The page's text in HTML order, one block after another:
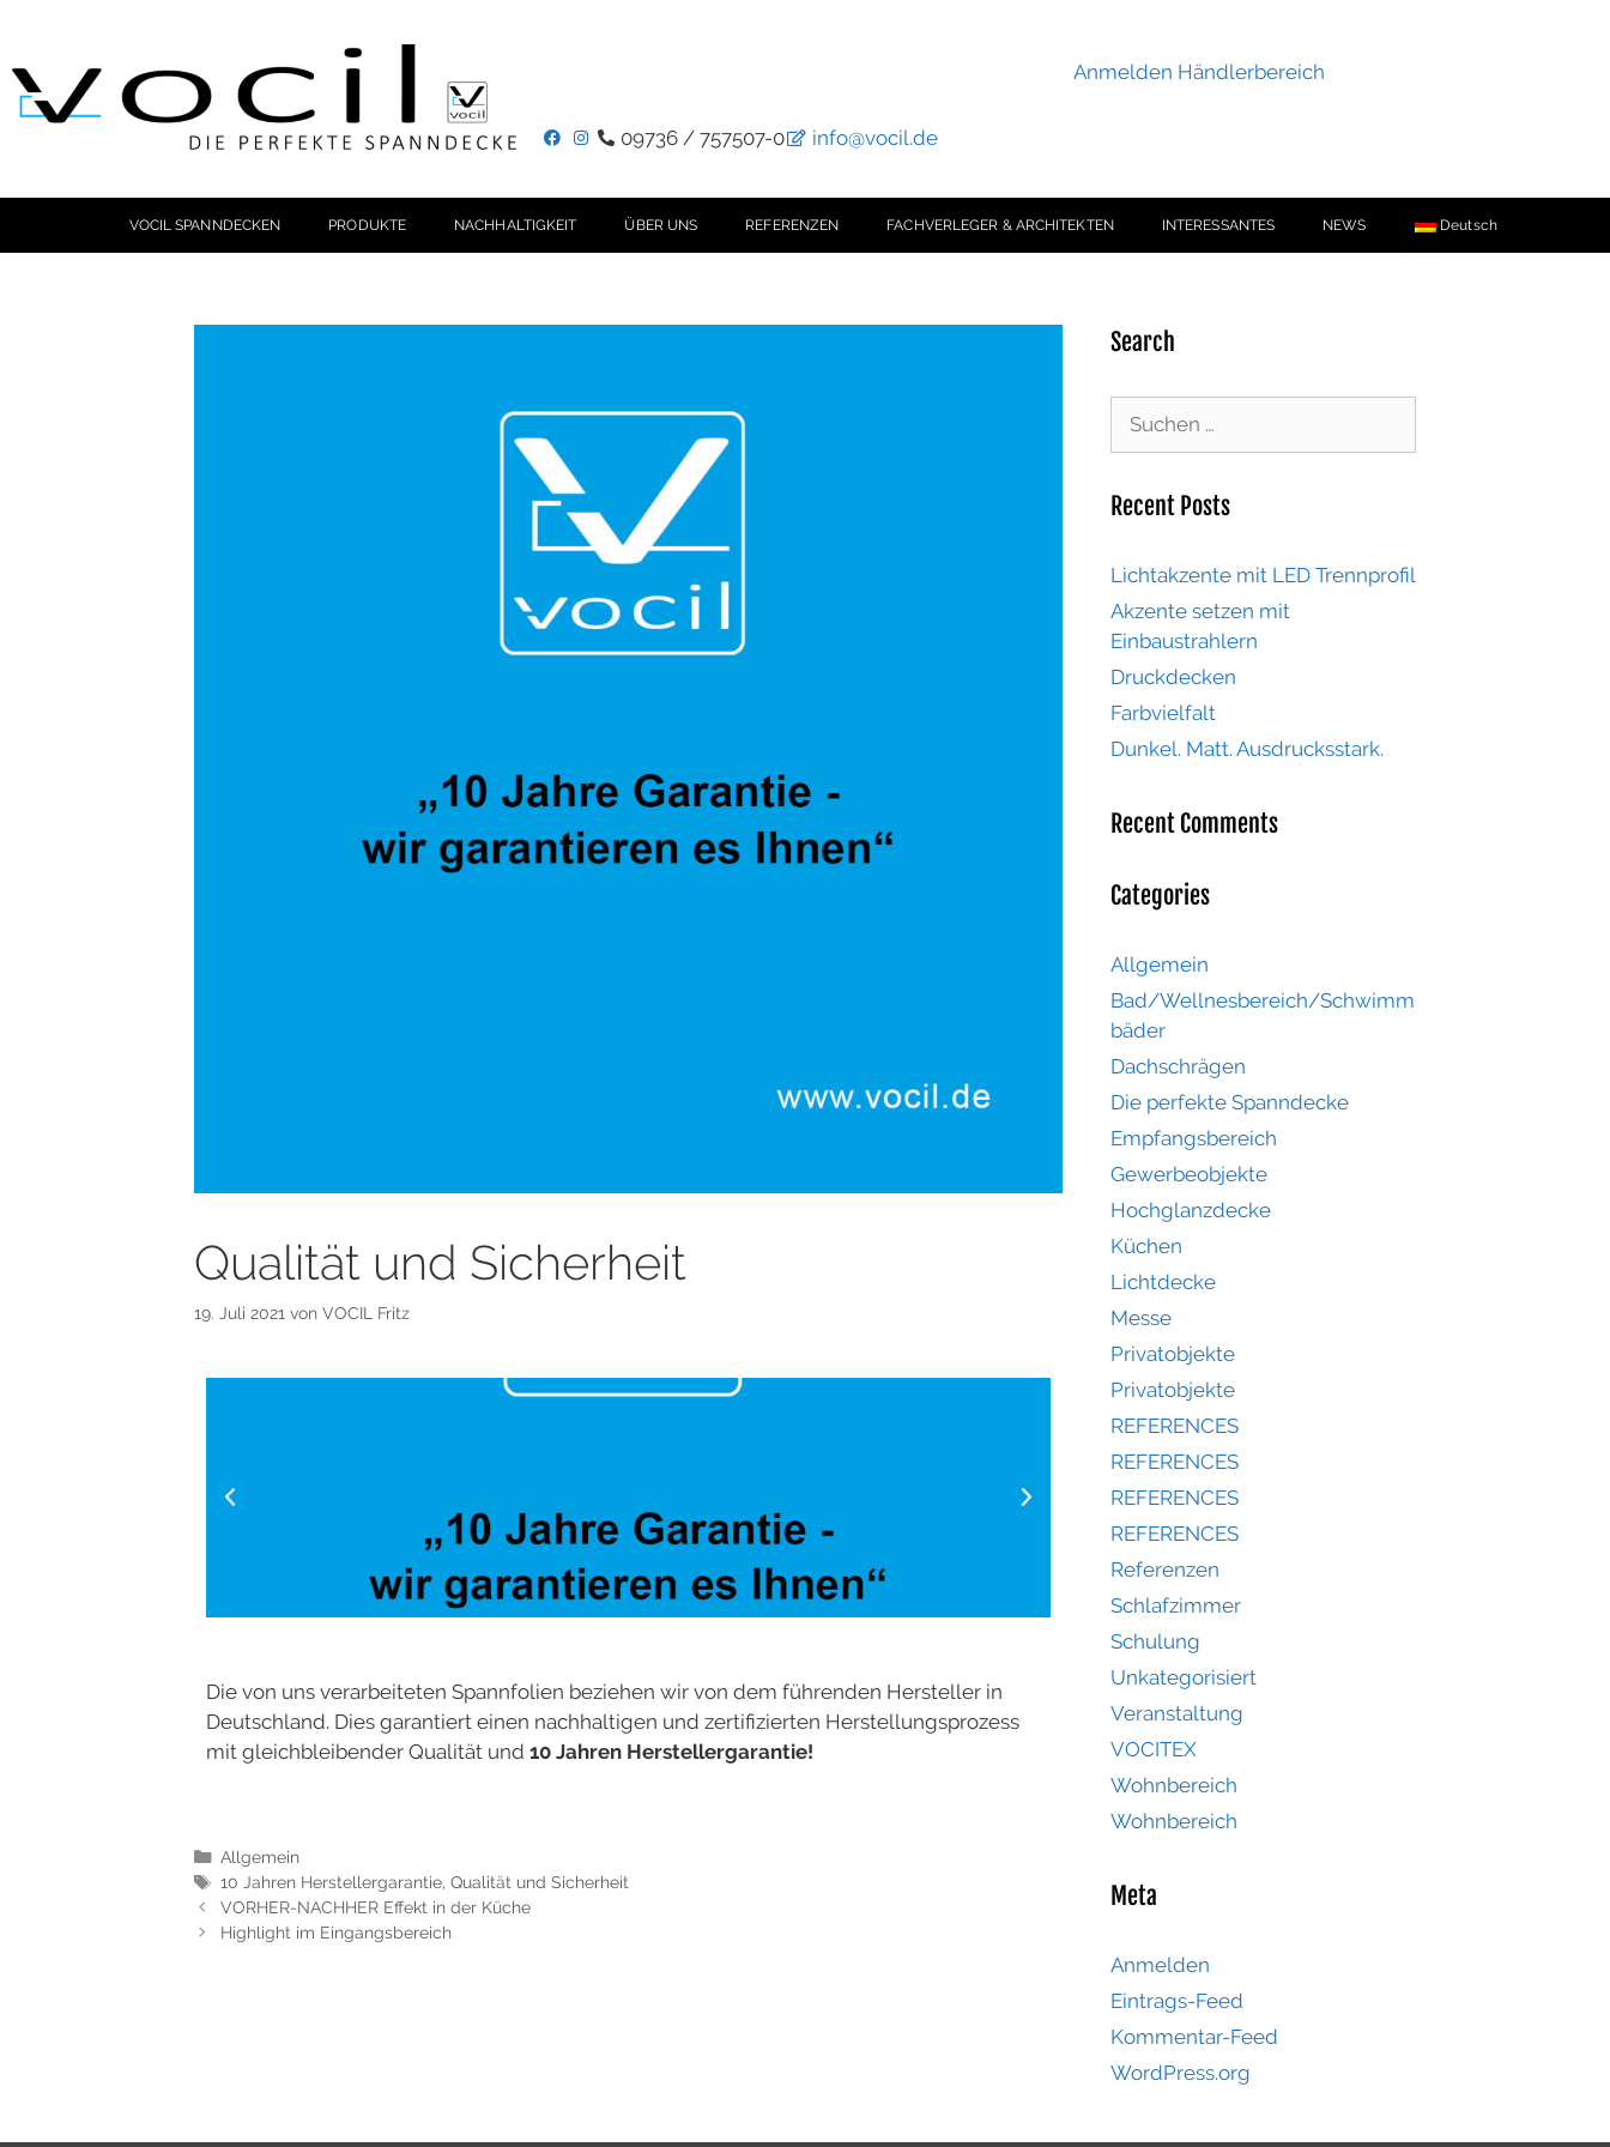
Anmelden Händlerbereich
09736 / 757507-0 info@vocil.de
VOCIL SPANNDECKEN PRODUKTE NACHHALTIGKEIT ÜBER UNS REFERENZEN FACHVERLEGER & ARCHITEKTEN INTERESSANTES NEWS Deutsch
Qualität und Sicherheit
19. Juli 2021 von VOCIL Fritz
Die von uns verarbeiteten Spannfolien beziehen wir von dem führenden Hersteller in
Deutschland. Dies garantiert einen nachhaltigen und zertifizierten Herstellungsprozess
mit gleichbleibender Qualität und 10 Jahren Herstellergarantie!
Allgemein
10 Jahren Herstellergarantie, Qualität und Sicherheit
VORHER-NACHHER Effekt in der Küche
Highlight im Eingangsbereich
Search
Recent Posts
Lichtakzente mit LED Trennprofil
Akzente setzen mit
Einbaustrahlern
Druckdecken
Farbvielfalt
Dunkel. Matt. Ausdrucksstark.
Recent Comments
Categories
Allgemein
Bad/Wellnesbereich/Schwimm
bäder
Dachschrägen
Die perfekte Spanndecke
Empfangsbereich
Gewerbeobjekte
Hochglanzdecke
Küchen
Lichtdecke
Messe
Privatobjekte
Privatobjekte
REFERENCES
REFERENCES
REFERENCES
REFERENCES
Referenzen
Schlafzimmer
Schulung
Unkategorisiert
Veranstaltung
VOCITEX
Wohnbereich
Wohnbereich
Meta
Anmelden
Eintrags-Feed
Kommentar-Feed
WordPress.org